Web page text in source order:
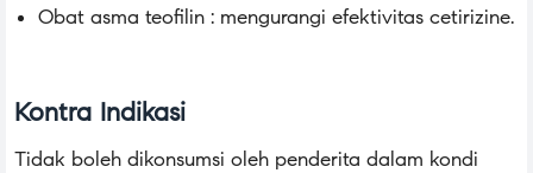
Obat asma teofilin : mengurangi efektivitas cetirizine.
Kontra Indikasi
Tidak boleh dikonsumsi oleh penderita dalam kondi